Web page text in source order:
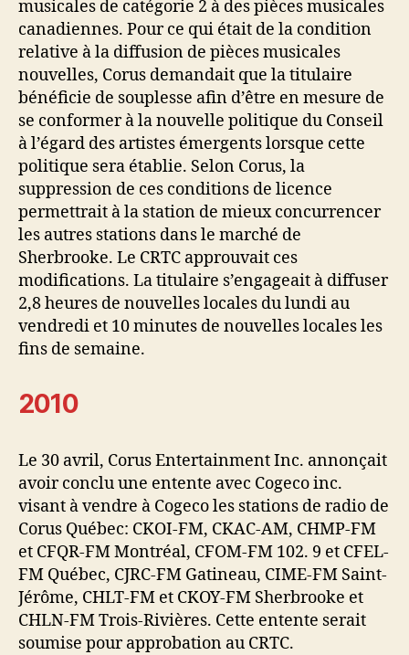
musicales de catégorie 2 à des pièces musicales
canadiennes. Pour ce qui était de la condition
relative à la diffusion de pièces musicales
nouvelles, Corus demandait que la titulaire
bénéficie de souplesse afin d’être en mesure de
se conformer à la nouvelle politique du Conseil
à l’égard des artistes émergents lorsque cette
politique sera établie. Selon Corus, la
suppression de ces conditions de licence
permettrait à la station de mieux concurrencer
les autres stations dans le marché de
Sherbrooke. Le CRTC approuvait ces
modifications. La titulaire s’engageait à diffuser
2,8 heures de nouvelles locales du lundi au
vendredi et 10 minutes de nouvelles locales les
fins de semaine.
2010
Le 30 avril, Corus Entertainment Inc. annonçait
avoir conclu une entente avec Cogeco inc.
visant à vendre à Cogeco les stations de radio de
Corus Québec: CKOI-FM, CKAC-AM, CHMP-FM
et CFQR-FM Montréal, CFOM-FM 102. 9 et CFEL-
FM Québec, CJRC-FM Gatineau, CIME-FM Saint-
Jérôme, CHLT-FM et CKOY-FM Sherbrooke et
CHLN-FM Trois-Rivières. Cette entente serait
soumise pour approbation au CRTC.